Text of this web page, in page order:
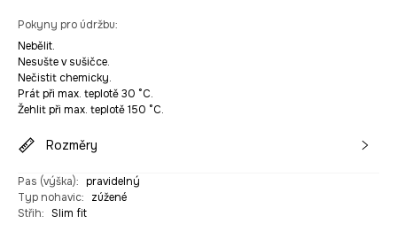
Pokyny pro údržbu:
Nebělit.
Nesušte v sušičce.
Nečistit chemicky.
Prát při max. teplotě 30 °C.
Žehlit při max. teplotě 150 °C.
Rozměry
Pas (výška): pravidelný
Typ nohavic:
zúžené
Střih: Slim fit